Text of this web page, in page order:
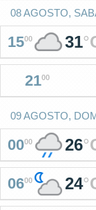
08 AGOSTO,
1500 31°
2100
09 AGOSTO,
0000 26°
0600 24°